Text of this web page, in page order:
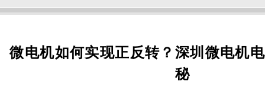
微电机如何实现正反转？深圳微电机
秘